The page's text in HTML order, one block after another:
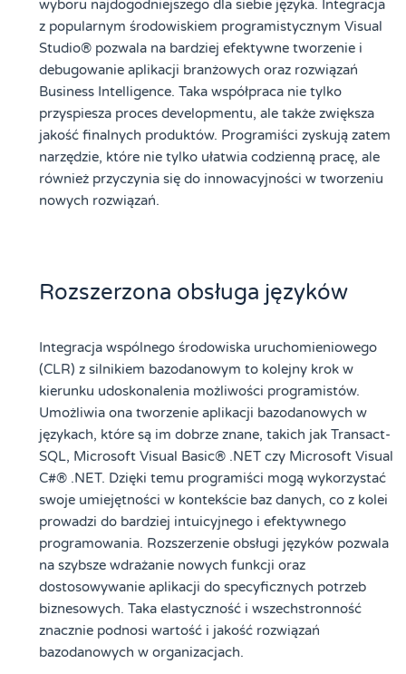
wyboru najdogodniejszego dla siebie języka. Integracja
z popularnym środowiskiem programistycznym Visual
Studio® pozwala na bardziej efektywne tworzenie i
debugowanie aplikacji branżowych oraz rozwiązań
Business Intelligence. Taka współpraca nie tylko
przyspiesza proces developmentu, ale także zwiększa
jakość finalnych produktów. Programiści zyskują zatem
narzędzie, które nie tylko ułatwia codzienną pracę, ale
również przyczynia się do innowacyjności w tworzeniu
nowych rozwiązań.
Rozszerzona obsługa języków
Integracja wspólnego środowiska uruchomieniowego
(CLR) z silnikiem bazodanowym to kolejny krok w
kierunku udoskonalenia możliwości programistów.
Umożliwia ona tworzenie aplikacji bazodanowych w
językach, które są im dobrze znane, takich jak Transact-
SQL, Microsoft Visual Basic® .NET czy Microsoft Visual
C#® .NET. Dzięki temu programiści mogą wykorzystać
swoje umiejętności w kontekście baz danych, co z kolei
prowadzi do bardziej intuicyjnego i efektywnego
programowania. Rozszerzenie obsługi języków pozwala
na szybsze wdrażanie nowych funkcji oraz
dostosowywanie aplikacji do specyficznych potrzeb
biznesowych. Taka elastyczność i wszechstronność
znacznie podnosi wartość i jakość rozwiązań
bazodanowych w organizacjach.